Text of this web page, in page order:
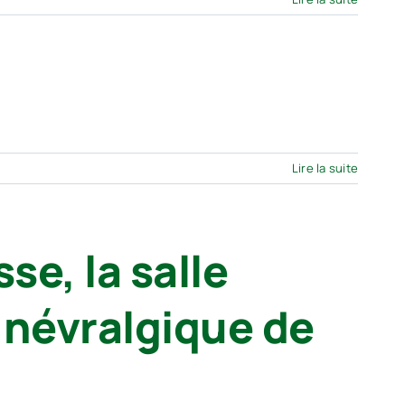
Lire la suite
la salle
de